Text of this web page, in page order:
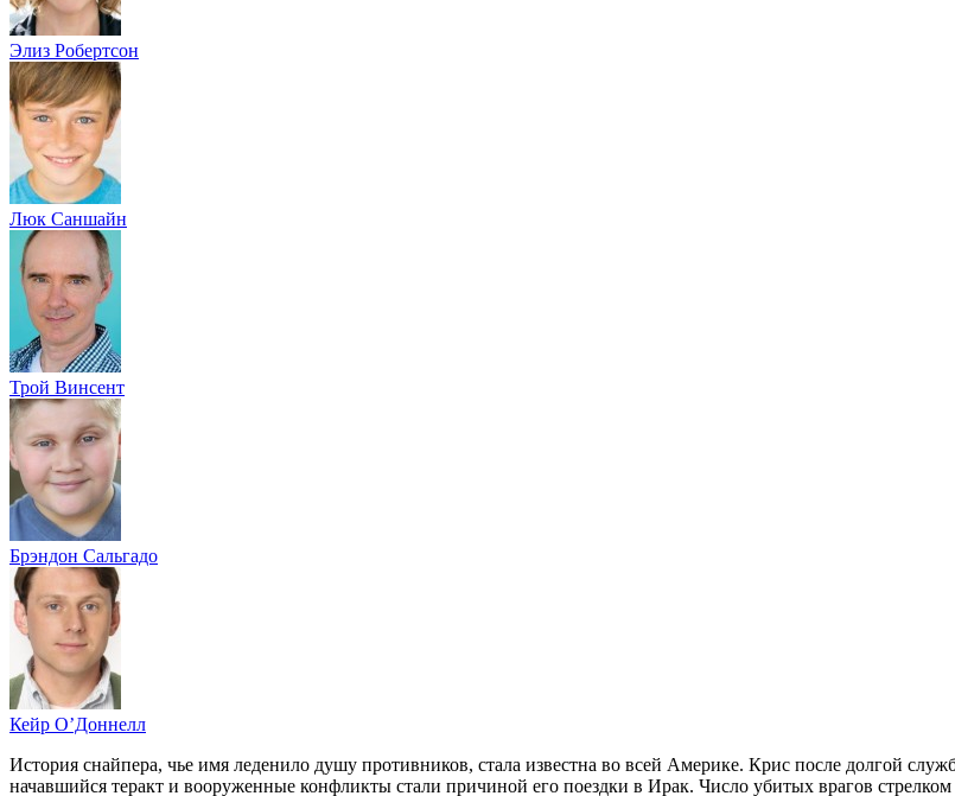
Элиз Робертсон
Люк Саншайн
Трой Винсент
Брэндон Сальгадо
Кейр О’Доннелл
История снайпера, чье имя леденило душу противников, стала известна во всей Америке. Крис после долгой
начавшийся теракт и вооруженные конфликты стали причиной его поездки в Ирак. Число убитых врагов